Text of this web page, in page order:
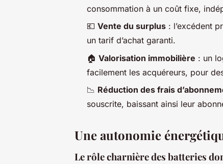
consommation à un coût fixe,
💶 Vente du surplus : l’excédent
un tarif d’achat garanti.
🏠 Valorisation immobilière : un
facilement les acquéreurs, pour
📉 Réduction des frais
souscrite, baissant ainsi leur
Une autonomie
Le rôle charnière des batteries